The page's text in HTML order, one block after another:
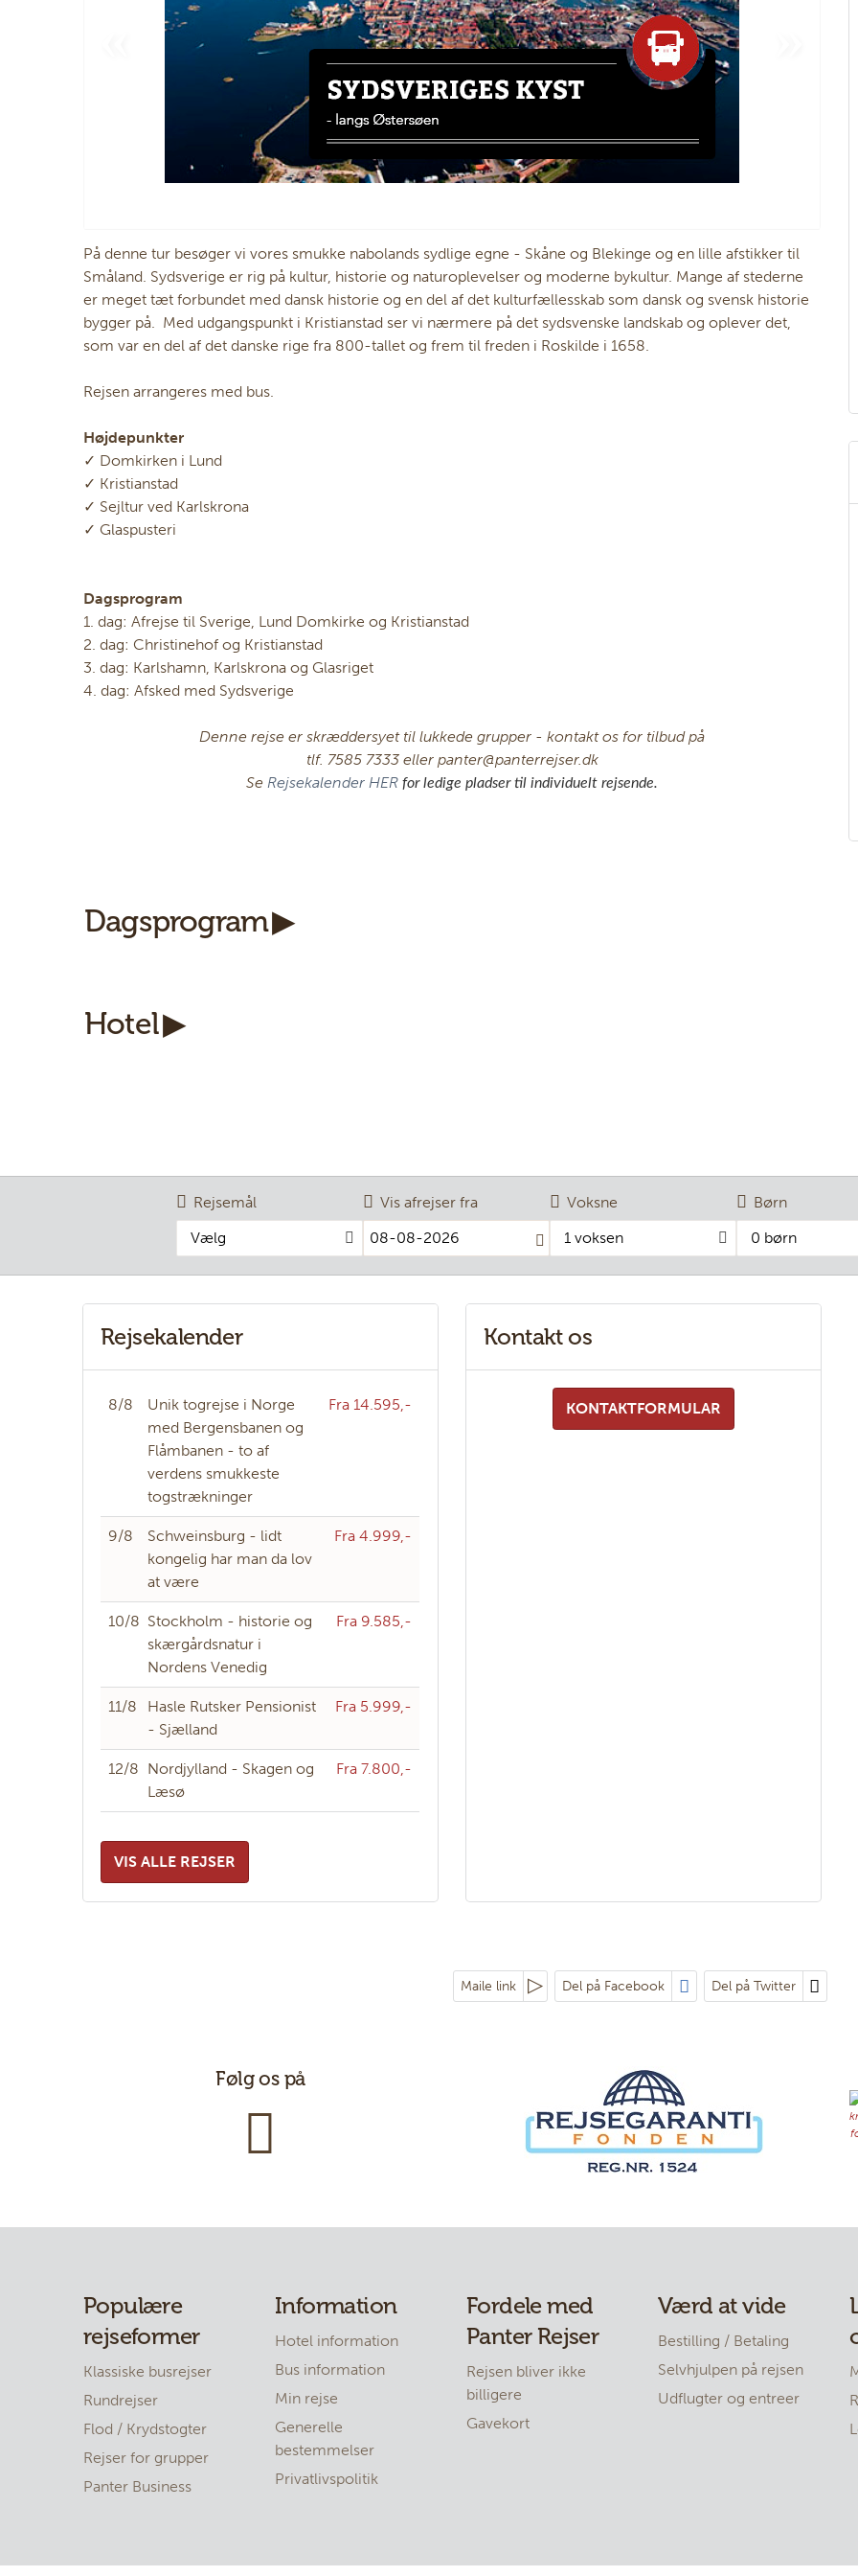
På denne tur besøger vi vores smukke nabolands sydlige egne - Skåne og Blekinge og en lille afstikker til
Småland. Sydsverige er rig på kultur, historie og naturoplevelser og moderne bykultur. Mange af stederne
er meget tæt forbundet med dansk historie og en del af det kulturfællesskab som dansk og svensk historie
bygger på. Med udgangspunkt i Kristianstad ser vi nærmere på det sydsvenske landskab og oplever det,
som var en del af det danske rige fra 800-tallet og frem til freden i Roskilde i 1658.
Rejsen arrangeres med bus.
Højdepunkter
✓ Domkirken i Lund
✓ Kristianstad
✓ Sejltur ved Karlskrona
✓ Glaspusteri
Dagsprogram
1. dag: Afrejse til Sverige, Lund Domkirke og Kristianstad
2. dag: Christinehof og Kristianstad
3. dag: Karlshamn, Karlskrona og Glasriget
4. dag: Afsked med Sydsverige
Denne rejse er skræddersyet til lukkede grupper - kontakt os for tilbud på
tlf. 7585 7333 eller panter@panterrejser.dk
Se Rejsekalender HER for ledige pladser til individuelt rejsende.
Dagsprogram
Hotel
Rejsemål
Vælg
Vis afrejser fra
Voksne
1 voksen
Børn
0 børn
Rejsekalender
8/8
Unik togrejse i Norge
med Bergensbanen og
Flåmbanen - to af
verdens smukkeste
togstrækninger
Fra 14.595,-
9/8
Schweinsburg - lidt
kongelig har man da lov
at være
Fra 4.999,-
10/8 Stockholm - historie og
skærgårdsnatur i
Nordens Venedig
Fra 9.585,-
11/8
Hasle Rutsker Pensionist
- Sjælland
Fra 5.999,-
12/8 Nordjylland - Skagen og
Læsø
Fra 7.800,-
VIS ALLE REJSER
Kontakt os
KONTAKTFORMULAR
Maile link Del på Facebook Del på Twitter
Følg os på
Populære
rejseformer
Klassiske busrejser
Rundrejser
Flod / Krydstogter
Rejser for grupper
Panter Business
Information
Hotel information
Bus information
Min rejse
Generelle
bestemmelser
Privatlivspolitik
Fordele med
Panter Rejser
Rejsen bliver ikke
billigere
Gavekort
Værd at vide
Bestilling / Betaling
Selvhjulpen på rejsen
Udflugter og entreer